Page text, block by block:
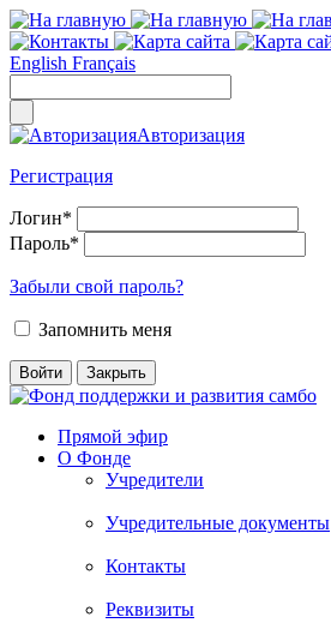
English Français
Авторизация
Регистрация
Логин*
Пароль*
Забыли свой пароль?
Запомнить меня
Прямой эфир
О Фонде
Учредители
Учредительные документы
Контакты
Реквизиты